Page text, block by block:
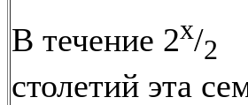
В течение 2х/2
столетий эта